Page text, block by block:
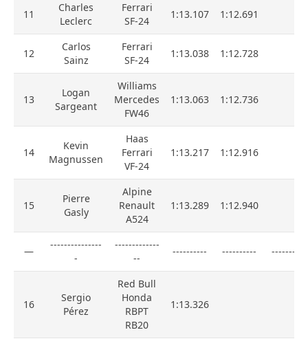
11
Charles
Leclerc
Ferrari
SF-24
1:13.107 1:12.691
12
Carlos
Sainz
Ferrari
SF-24
1:13.038 1:12.728
13
Logan
Sargeant
Williams
Mercedes
FW46
1:13.063 1:12.736
14
Kevin
Magnussen
Haas
Ferrari
VF-24
1:13.217 1:12.916
15
Pierre
Gasly
Alpine
Renault
A524
1:13.289 1:12.940
—
---------------
-
-------------
--
---------- ---------- ----------
16
Sergio
Pérez
Red Bull
Honda
RBPT
RB20
1:13.326